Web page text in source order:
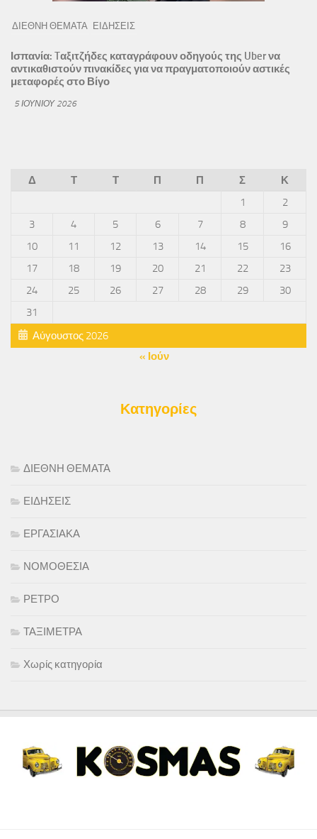
ΔΙΕΘΝΗ ΘΕΜΑΤΑ ΕΙΔΗΣΕΙΣ
Ισπανία: Tαξιτζήδες καταγράφουν οδηγούς της Uber να
αντικαθιστούν πινακίδες για να πραγματοποιούν αστικές
μεταφορές στο Βίγο
5 ΙΟΥΝΊΟΥ 2026
Αύγουστος 2026
Δ Τ Τ Π Π Σ
Κ
1
2
3
4 5 6 7 8
9
10
11 12 13 14 15
16
17
18 19 20 21 22
23
24
25 26 27 28 29
30
31
« Ιούν
Κατηγορίες
ΔΙΕΘΝΗ ΘΕΜΑΤΑ
ΕΙΔΗΣΕΙΣ
ΕΡΓΑΣΙΑΚΑ
ΝΟΜΟΘΕΣΙΑ
ΡΕΤΡΟ
ΤΑΞΙΜΕΤΡΑ
Χωρίς κατηγορία